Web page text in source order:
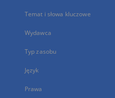
Temat i słowa kluczowe
Wydawca
Typ zasobu
Język
Prawa